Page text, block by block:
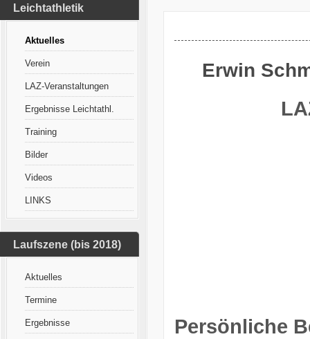
Leichtathletik
Aktuelles
Verein
LAZ-Veranstaltungen
Ergebnisse Leichtathl.
Training
Bilder
Videos
LINKS
Laufszene (bis 2018)
Aktuelles
Termine
Ergebnisse
Erwin
Persönliche